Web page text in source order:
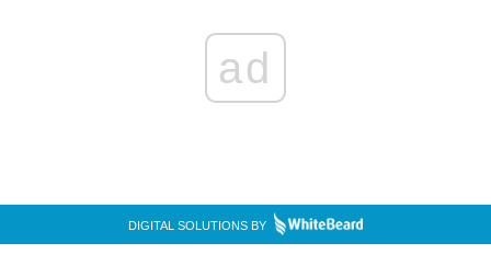
ad
DIGITAL SOLUTIONS BY